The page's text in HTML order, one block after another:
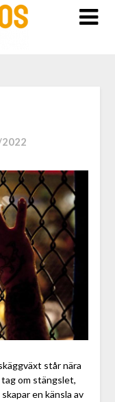
står nära
om stängslet,
en känsla av